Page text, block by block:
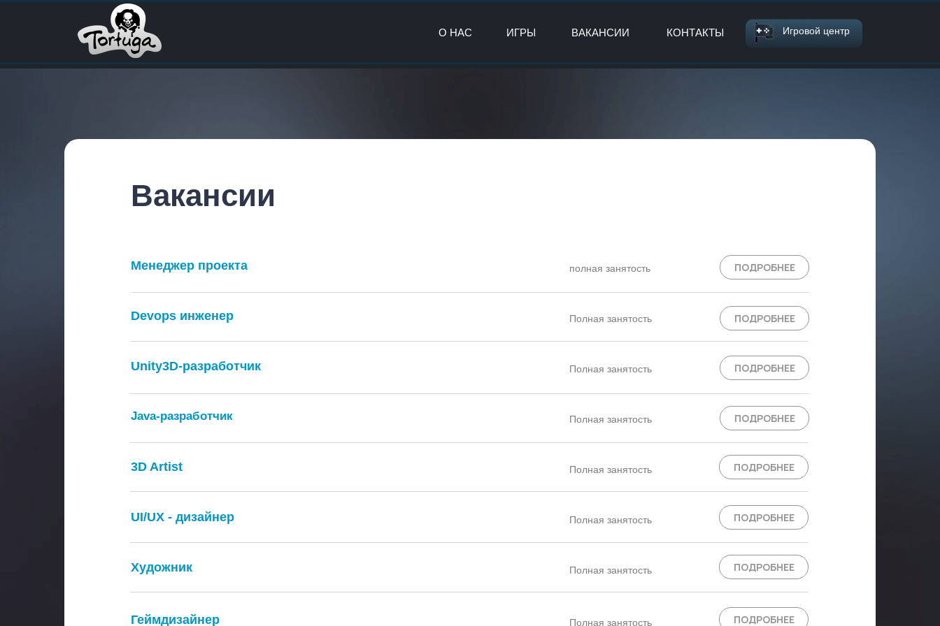
Игровой центр
О НАС ИГРЫ ВАКАНСИИ КОНТАКТЫ
Менеджер проекта полная занятость
Devops инженер Полная занятость
Unity3D-разработчик Полная занятость
Java-разработчик Полная занятость
3D Artist Полная занятость
UI/UX - дизайнер Полная занятость
Художник Полная занятость
Вакансии
ПОДРОБНЕЕ
Полная занятость
Геймдизайнер
ПОДРОБНЕЕ
ПОДРОБНЕЕ
ПОДРОБНЕЕ
ПОДРОБНЕЕ
ПОДРОБНЕЕ
ПОДРОБНЕЕ
ПОДРОБНЕЕ